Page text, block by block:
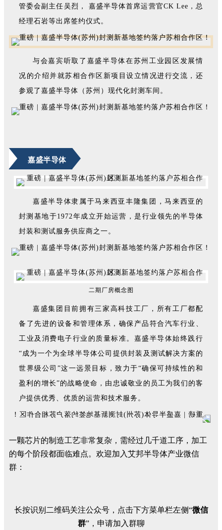
管委会副主任吴烈， 嘉盛半导体首席运营官CK Lee，总
经理石岩等出席签约仪式。
与会嘉宾听取了嘉盛半导体在苏州工业园区发展情
况的介绍并就苏相合作区新项目设立情况进行交流，还
参观了嘉盛半导体（苏州）现代化封测车间。
嘉盛半导体
嘉盛半导体隶属于马来西亚丰隆集团，马来西亚的
封测基地于1972年成立开始运营，是行业领先的半导体
封装和测试服务供应商之一。
二期厂房概念图
嘉盛集团目前拥有三家高科技工厂，所有工厂都配
备了先进的设备和管理体系，确保产品符合汽车行业、
工业及消费电子行业的质量标准。嘉盛半导体始终践行
“成为一个为全球半导体公司提供封装及测试解决方案的
世界级公司”这一远景目标，致力于“确保可持续性的和
盈利的增长”的战略使命，由忠诚敬业的员工为我们的客
户提供优秀、优质的运营和技术服务。
一颗芯片的制造工艺非常复杂，需经过几千道工序，加工
的每个阶段都面临难点。欢迎加入艾邦半导体产业微信
群：
长按识别二维码关注公众号，点击下方菜单栏左侧“微信
群”，申请加入群聊